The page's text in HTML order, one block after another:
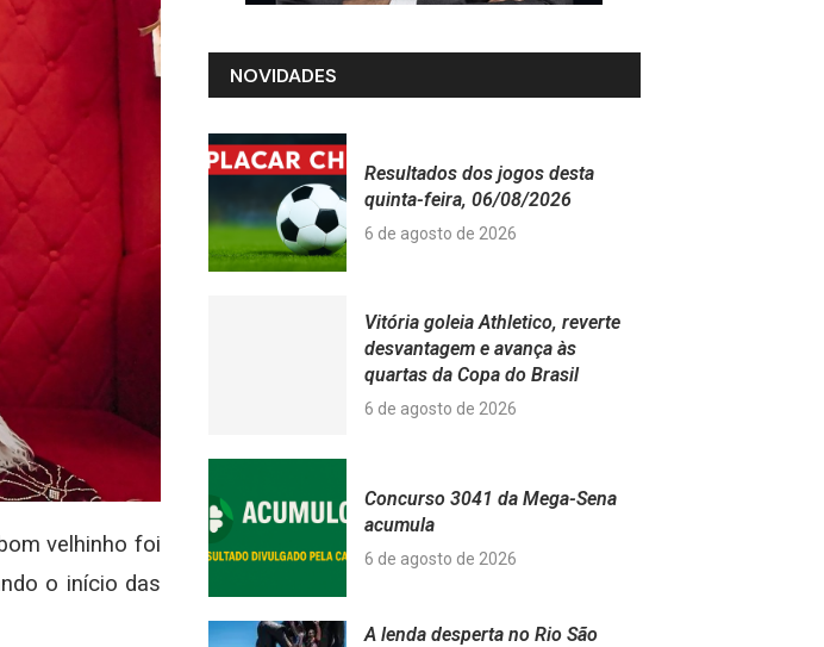
velhinho foi
o início das
NOVIDADES
Resultados dos jogos desta
quinta-feira, 06/08/2026
6 de agosto de 2026
Vitória goleia Athletico, reverte
desvantagem e avança às
quartas da Copa do Brasil
6 de agosto de 2026
Concurso 3041 da Mega-Sena
acumula
6 de agosto de 2026
A lenda desperta no Rio São